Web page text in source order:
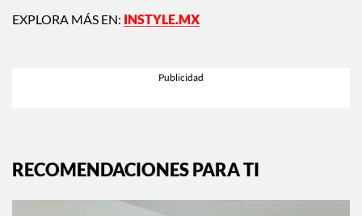
EXPLORA MÁS EN: INSTYLE.MX
RECOMENDACIONES PARA TI